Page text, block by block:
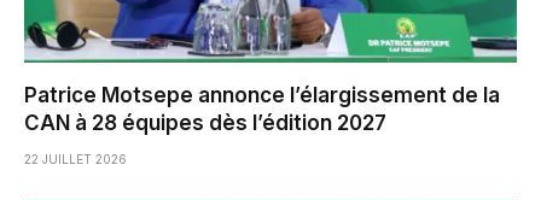
Patrice Motsepe annonce l’élargissement de la
CAN à 28 équipes dès l’édition 2027
22 JUILLET 2026